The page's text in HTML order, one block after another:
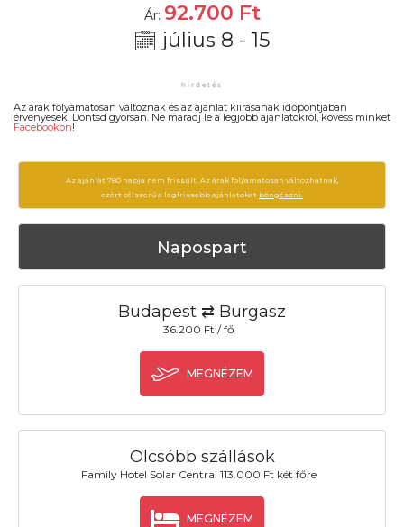
Ár: 92.700 Ft
július 8 - 15
Az árak folyamatosan változnak és az ajánlat kiírásanak időpontjában
érvényesek. Döntsd gyorsan. Ne maradj le a legjobb ajánlatokról, kövess minket
Facebookon!
Az ajánlat 780 napja nem frissült. Az árak folyamatosan változhatnak,
ezért célszerű a legfrissebb ajánlatokat böngészni.
Napospart
Budapest ⇄ Burgasz
36.200 Ft / fő
MEGNÉZEM
Olcsóbb szállások
Family Hotel Solar Central 113.000 Ft két főre
MEGNÉZEM